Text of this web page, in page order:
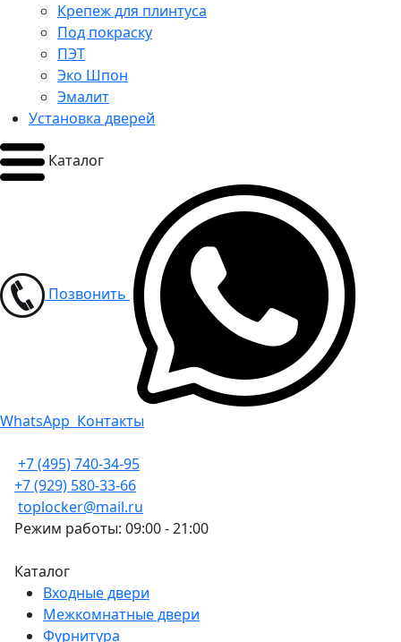
Крепеж для плинтуса
Под покраску
ПЭТ
Эко Шпон
Эмалит
Установка дверей
Каталог
Позвонить
WhatsApp Контакты
+7 (495) 740-34-95
+7 (929) 580-33-66
toplocker@mail.ru
Режим работы: 09:00 - 21:00
Каталог
Входные двери
Межкомнатные двери
Фурнитура